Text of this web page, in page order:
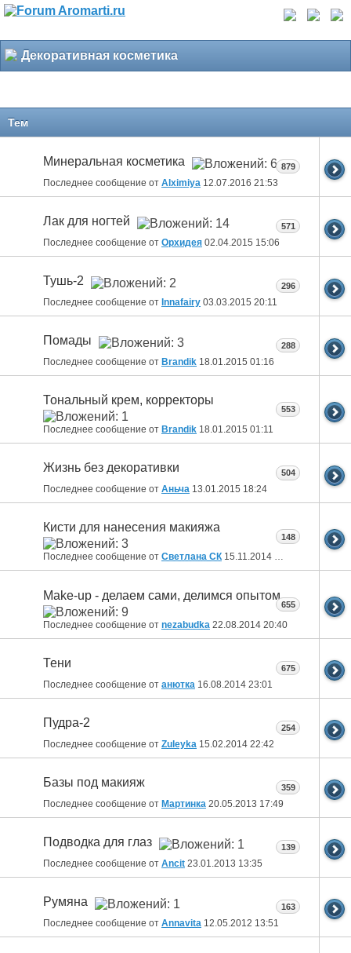
Декоративная косметика
Тем
Минеральная косметика
Последнее сообщение от Alximiya 12.07.2016 21:53
879
Лак для ногтей
Последнее сообщение от Орхидея 02.04.2015 15:06
571
Тушь-2
Последнее сообщение от Innafairy 03.03.2015 20:11
296
Помады
Последнее сообщение от Brandik 18.01.2015 01:16
288
Тональный крем, корректоры
Последнее сообщение от Brandik 18.01.2015 01:11
553
Жизнь без декоративки
Последнее сообщение от Аньча 13.01.2015 18:24
504
Кисти для нанесения макияжа
Последнее сообщение от Светлана СК 15.11.2014 17:22
148
Make-up - делаем сами, делимся опытом
Последнее сообщение от nezabudka 22.08.2014 20:40
655
Тени
Последнее сообщение от анютка 16.08.2014 23:01
675
Пудра-2
Последнее сообщение от Zuleyka 15.02.2014 22:42
254
Базы под макияж
Последнее сообщение от Мартинка 20.05.2013 17:49
359
Подводка для глаз
Последнее сообщение от Ancit 23.01.2013 13:35
139
Румяна
Последнее сообщение от Annavita 12.05.2012 13:51
163